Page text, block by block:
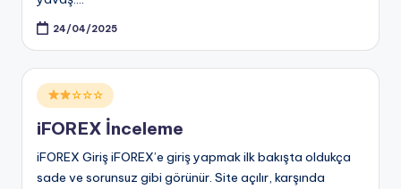
24/04/2025
Posted
in
☆☆☆
iFOREX İnceleme
iFOREX Giriş iFOREX’e giriş yapmak ilk bakışta oldukça
sade ve sorunsuz gibi görünür. Site açılır, karşında